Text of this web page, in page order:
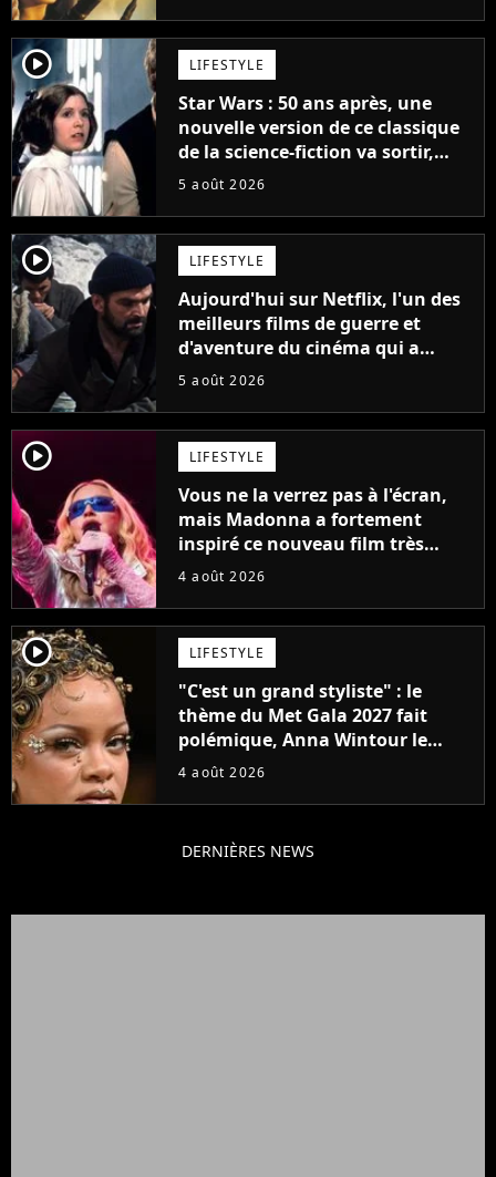
player2 LIFESTYLE
Star Wars : 50 ans après, une
nouvelle version de ce classique
de la science-fiction va sortir,
mais on ne la verra jamais en
5 août 2026
player2 LIFESTYLE
Aujourd'hui sur Netflix, l'un des
meilleurs films de guerre et
d'aventure du cinéma qui a
connu un succès retentissant à
5 août 2026
player2 LIFESTYLE
Vous ne la verrez pas à l'écran,
mais Madonna a fortement
inspiré ce nouveau film très
attendu
4 août 2026
player2 LIFESTYLE
"C'est un grand styliste" : le
thème du Met Gala 2027 fait
polémique, Anna Wintour le
défend
4 août 2026
DERNIÈRES NEWS